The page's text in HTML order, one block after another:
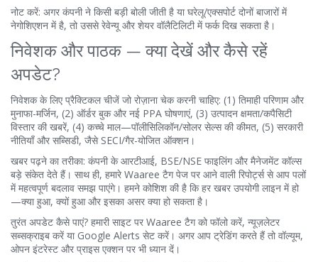
नोट करें: अगर कंपनी ने किसी बड़ी बोली जीती है या घरेलू/एक्सपोर्ट दोनों बाजारों में
नेगोशिएशन में है, तो उससे रेवेन्यू और शेयर वॉलैटिलिटी में फर्क दिख सकता है।
निवेशक और पाठक — क्या देखें और कैसे रहें
अपडेट?
निवेशक के लिए प्रैक्टिकल चीजें जो रोज़ाना चेक करनी चाहिए: (1) तिमाही परिणाम और
मुनाफा-मर्जिन, (2) ऑर्डर बुक और नई PPA घोषणाएं, (3) उत्पादन क्षमता/कपैसिटी
विस्तार की खबरें, (4) कच्चे माल—पॉलीसिलिकॉन/सोलर सेल्स की कीमत, (5) सरकारी
नीतियाँ और सब्सिडी, जैसे SECI/गैर-योजित ऑक्शन।
खबर पढ़ने का तरीका: कंपनी के आरटीआई, BSE/NSE फाइलिंग और मैनेजमेंट कॉल्स
बड़े संकेत देते हैं। साथ ही, हमारे Waaree टैग पेज पर आने वाली रिपोर्ट्स से आप पलों
में महत्वपूर्ण बदलाव समझ पाएंगे। हमने कोशिश की है कि हर खबर उपयोगी लाइन में हो
—क्या हुआ, क्यों हुआ और इसका असर क्या हो सकता है।
तुरंत अपडेट कैसे पाएं? हमारी साइट पर Waaree टैग को फॉलो करें, न्यूज़लेटर
सब्सक्राइब करें या Google Alerts सेट करें। अगर आप ट्रेडिंग करते हैं तो वॉल्यूम,
ओपन इंटरेस्ट और प्राइस एक्शन पर भी ध्यान दें।